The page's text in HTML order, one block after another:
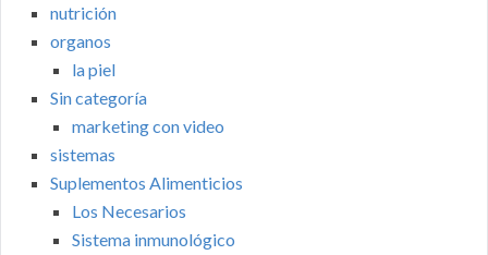
nutrición
organos
la piel
Sin categoría
marketing con video
sistemas
Suplementos Alimenticios
Los Necesarios
Sistema inmunológico